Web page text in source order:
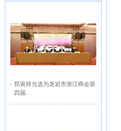
郑寅祥当选为龙岩市浙江商会第
四届…